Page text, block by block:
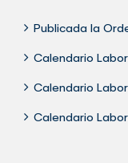
Publicada la
Calendario
Calendario
Calendario